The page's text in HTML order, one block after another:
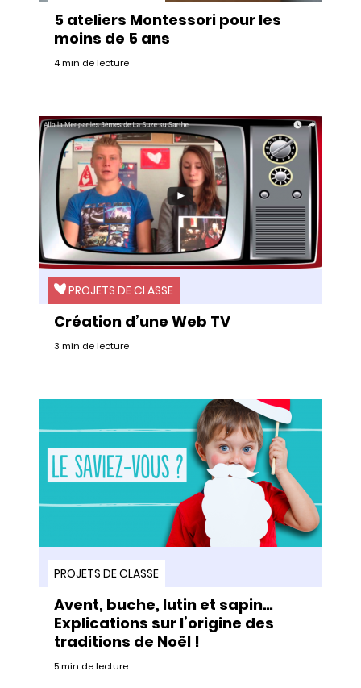
5 ateliers Montessori pour les
moins de 5 ans
4 min de lecture
PROJETS DE CLASSE
Création d’une Web TV
3 min de lecture
PROJETS DE CLASSE
Avent, buche, lutin et sapin…
Explications sur l’origine des
traditions de Noël !
5 min de lecture